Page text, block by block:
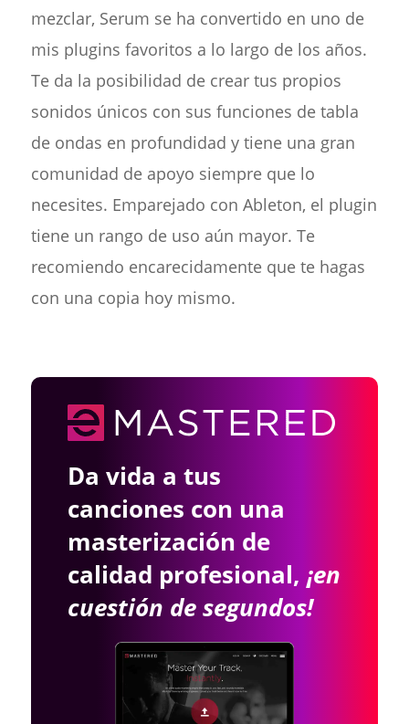
mezclar, Serum se ha convertido en uno de
mis plugins favoritos a lo largo de los años.
Te da la posibilidad de crear tus propios
sonidos únicos con sus funciones de tabla
de ondas en profundidad y tiene una gran
comunidad de apoyo siempre que lo
necesites. Emparejado con Ableton, el plugin
tiene un rango de uso aún mayor. Te
recomiendo encarecidamente que te hagas
con una copia hoy mismo.
Da vida a tus
canciones con una
masterización de
calidad profesional, ¡en
cuestión de segundos!